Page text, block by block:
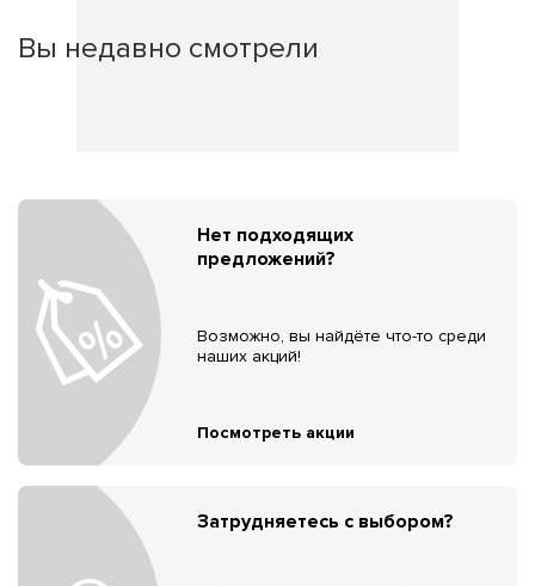
Вы недавно смотрели
Нет подходящих
предложений?
Возможно, вы найдёте что-то среди
наших акций!
Посмотреть акции
Затрудняетесь с выбором?